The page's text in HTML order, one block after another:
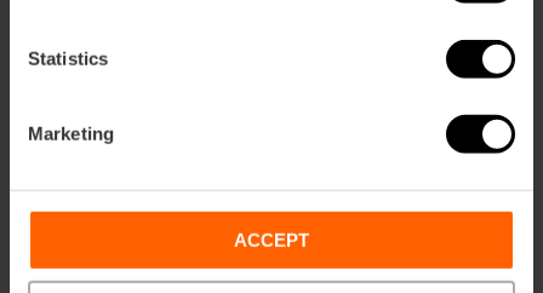
Statistics
Marketing
ACCEPT
Parque de Cabecera
19/09/2026 - 19/09/2026